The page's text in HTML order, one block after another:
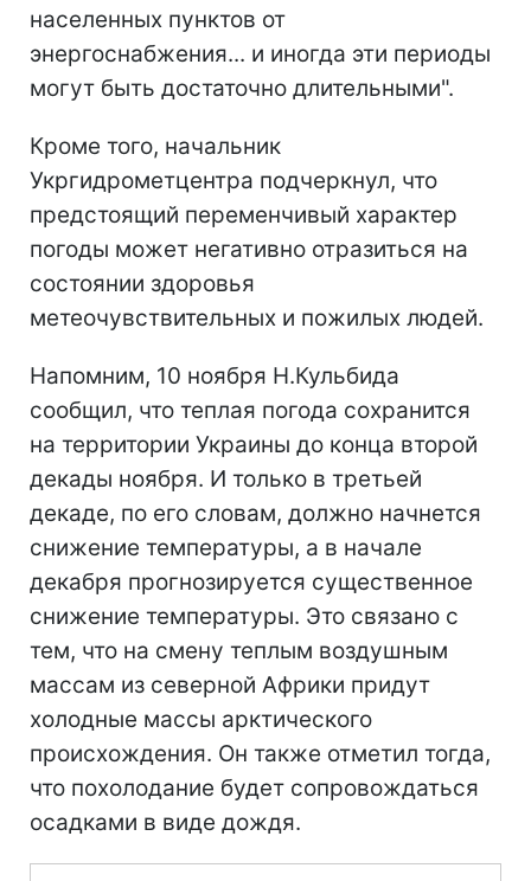
населенных пунктов от
энергоснабжения... и иногда эти периоды
могут быть достаточно длительными".
Кроме того, начальник
Укргидрометцентра подчеркнул, что
предстоящий переменчивый характер
погоды может негативно отразиться на
состоянии здоровья
метеочувствительных и пожилых людей.
Напомним, 10 ноября Н.Кульбида
сообщил, что теплая погода сохранится
на территории Украины до конца второй
декады ноября. И только в третьей
декаде, по его словам, должно начнется
снижение температуры, а в начале
декабря прогнозируется существенное
снижение температуры. Это связано с
тем, что на смену теплым воздушным
массам из северной Африки придут
холодные массы арктического
происхождения. Он также отметил тогда,
что похолодание будет сопровождаться
осадками в виде дождя.